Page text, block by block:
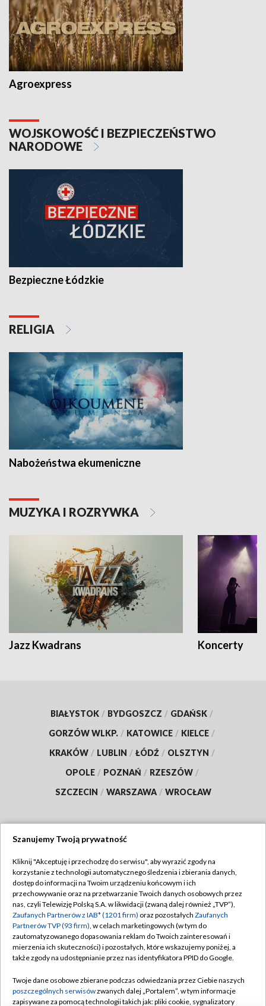
Agroexpress
WOJSKOWOŚĆ I BEZPIECZEŃSTWO
NARODOWE
Bezpieczne Łódzkie
RELIGIA
Nabożeństwa ekumeniczne
MUZYKA I ROZRYWKA
Jazz Kwadrans Koncerty
BIAŁYSTOK / BYDGOSZCZ / GDAŃSK /
GORZÓW WLKP. / KATOWICE / KIELCE /
KRAKÓW / LUBLIN / ŁÓDŹ / OLSZTYN /
OPOLE / POZNAŃ / RZESZÓW /
SZCZECIN / WARSZAWA / WROCŁAW
TVP
Abonament TVP
Emisja w TVP
Centrum informacji TVP
Naziemna Telewizja Cyfrowa
Rada Programowa
Regulamin TVP
Polityka prywatności
Moje zgody
Pomoc
Kontakt
Szanujemy Twoją prywatność
Kliknij "Akceptuję i przechodzę do serwisu", aby wyrazić zgody na
korzystanie z technologii automatycznego śledzenia i zbierania danych,
dostęp do informacji na Twoim urządzeniu końcowym i ich
przechowywanie oraz na przetwarzanie Twoich danych osobowych przez
nas, czyli Telewizję Polską S.A. w likwidacji (zwaną dalej również „TVP”),
Zaufanych Partnerów z IAB* (1201 firm) oraz pozostałych Zaufanych
Partnerów TVP (93 firm), w celach marketingowych (w tym do
zautomatyzowanego dopasowania reklam do Twoich zainteresowań i
mierzenia ich skuteczności) i pozostałych, które wskazujemy poniżej, a
także zgody na udostępnianie przez nas identyfikatora PPID do Google.
Twoje dane osobowe zbierane podczas odwiedzania przez Ciebie naszych
poszczególnych serwisówzwanych dalej „Portalem”, w tym informacje
zapisywane za pomocą technologii takich jak: pliki cookie, sygnalizatory